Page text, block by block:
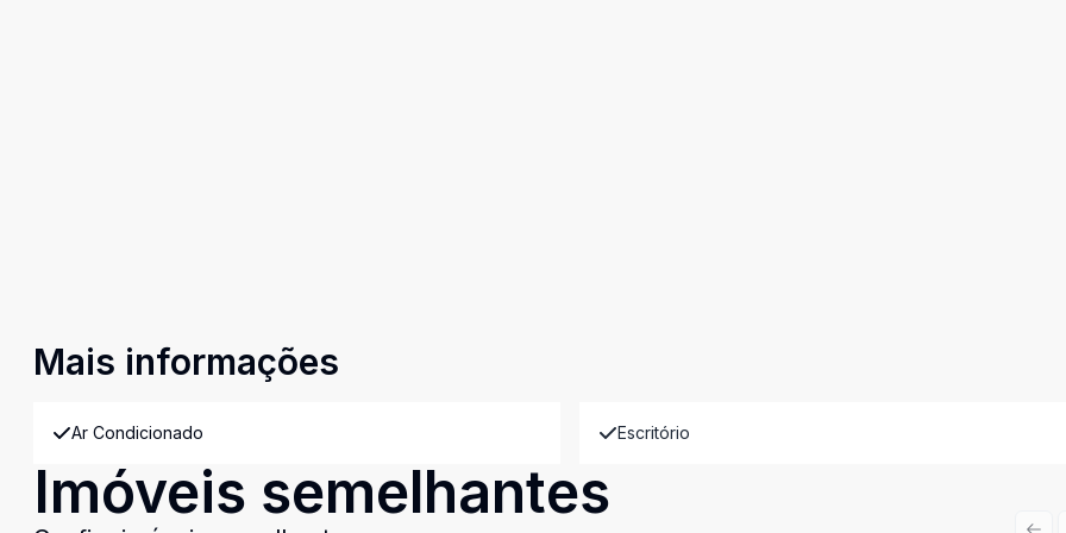
Mais informações
Ar Condicionado Escritório
Imóveis semelhantes